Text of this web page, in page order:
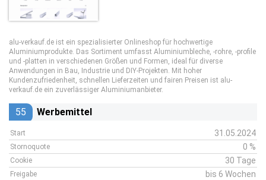
alu-verkauf.de ist ein spezialisierter Onlineshop für hochwertige
Aluminiumprodukte. Das Sortiment umfasst Aluminiumbleche, -rohre, -profile
und -platten in verschiedenen Größen und Formen, ideal für diverse
Anwendungen in Bau, Industrie und DIY-Projekten. Mit hoher
Kundenzufriedenheit, schnellen Lieferzeiten und fairen Preisen ist alu-
verkauf.de ein zuverlässiger Aluminiumanbieter.
55 Werbemittel
Start 31.05.2024
Stornoquote 0 %
Cookie 30 Tage
Freigabe bis 6 Wochen